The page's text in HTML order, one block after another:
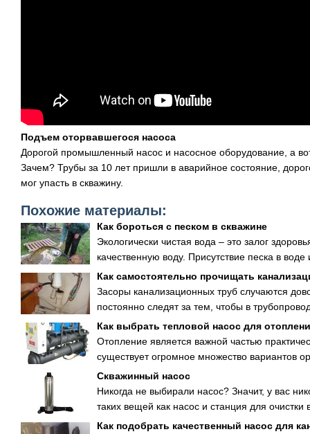
Подъем оторвавшегося насоса
Дорогой промышленный насос и насосное оборудование, а
Зачем? Трубы за 10 лет пришли в аварийное состояние,
мог упасть в скважину.
Похожие материалы:
Как бороться с песком в скважине
Экологически чистая вода – это залог
качественную воду. Присутствие песка в
Как самостоятельно прочищать
Засоры канализационных труб случаются
постоянно следят за тем, чтобы в
Как выбрать тепловой насос для
Отопление является важной частью
существует огромное множество вариантов
Скважинный насос
Никогда не выбирали насос? Значит, у вас
таких вещей как насос и станция для
Как подобрать качественный насос для